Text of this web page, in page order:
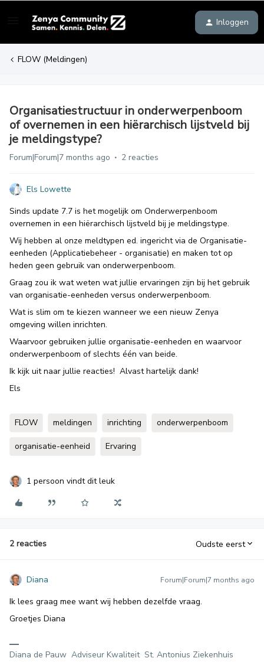
Inloggen
FLOW (Meldingen)
Organisatiestructuur in onderwerpenboom
of overnemen in een hiërarchisch lijstveld bij
je meldingstype?
Forum|Forum|7 months ago 2 reacties
Els Lowette
Sinds update 7.7 is het mogelijk om Onderwerpenboom
overnemen in een hiërarchisch lijstveld bij je meldingstype.
Wij hebben al onze meldtypen ed. ingericht via de Organisatie-
eenheden (Applicatiebeheer - organisatie) en maken tot op
heden geen gebruik van onderwerpenboom.
Graag zou ik wat weten wat jullie ervaringen zijn bij het gebruik
van organisatie-eenheden versus onderwerpenboom.
Wat is slim om te kiezen wanneer we een nieuw Zenya
omgeving willen inrichten.
Waarvoor gebruiken jullie organisatie-eenheden en waarvoor
onderwerpenboom of slechts één van beide.
Ik kijk uit naar jullie reacties! Alvast hartelijk dank!
Els
FLOW meldingen inrichting onderwerpenboom
organisatie-eenheid Ervaring
1 persoon vindt dit leuk
2 reacties Oudste eerst
Diana Forum|Forum|7 months ago
Ik lees graag mee want wij hebben dezelfde vraag.
Groetjes Diana
Diana de Pauw Adviseur Kwaliteit St. Antonius Ziekenhuis